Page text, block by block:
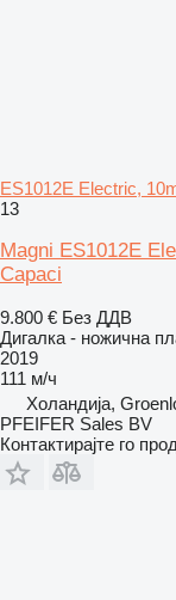
ES1012E Electric,
13
Magni ES1012E
Capaci
9.800 € Без ДДВ
Дигалка - ножична
2019
111 м/ч
Холандија,
PFEIFER Sales BV
Контактирајте го